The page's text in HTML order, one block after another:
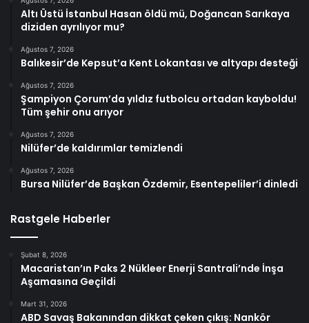
Altı Üstü İstanbul Hasan öldü mü, Doğancan Sarıkaya
diziden ayrılıyor mu?
Ağustos 7, 2026
Balıkesir’de Kepsut’a Kent Lokantası ve altyapı desteği
Ağustos 7, 2026
Şampiyon Çorum’da yıldız futbolcu ortadan kayboldu!
Tüm şehir onu arıyor
Ağustos 7, 2026
Nilüfer’de kaldırımlar temizlendi
Ağustos 7, 2026
Bursa Nilüfer’de Başkan Özdemir, Esentepeliler’i dinledi
Rastgele Haberler
Şubat 8, 2026
Macaristan’ın Paks 2 Nükleer Enerji Santrali’nde İnşa
Aşamasına Geçildi
Mart 31, 2026
ABD Savaş Bakanından dikkat çeken çıkış: Nankör